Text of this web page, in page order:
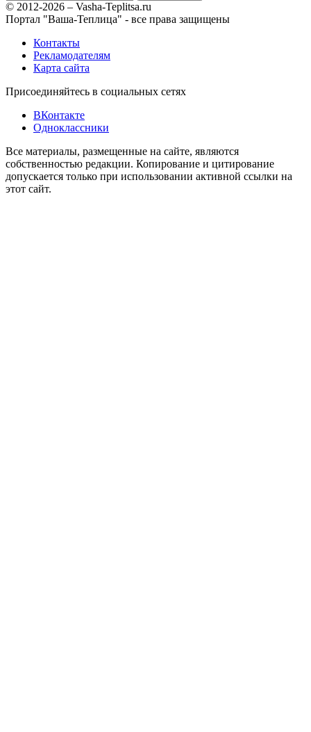
© 2012-2026 – Vasha-Teplitsa.ru
Портал "Ваша-Теплица" - все права защищены
Контакты
Рекламодателям
Карта сайта
Присоединяйтесь в социальных сетях
ВКонтакте
Одноклассники
Все материалы, размещенные на сайте, являются
собственностью редакции. Копирование и цитирование
допускается только при использовании активной ссылки на
этот сайт.